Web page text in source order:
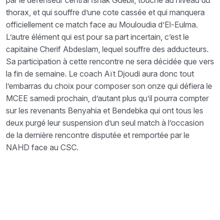
thorax, et qui souffre d’une cote cassée et qui manquera
officiellement ce match face au Mouloudia d’El-Eulma.
L’autre élément qui est pour sa part incertain, c’est le
capitaine Cherif Abdeslam, lequel souffre des adducteurs.
Sa participation à cette rencontre ne sera décidée que vers
la fin de semaine. Le coach Aït Djoudi aura donc tout
l’embarras du choix pour composer son onze qui défiera le
MCEE samedi prochain, d’autant plus qu’il pourra compter
sur les revenants Benyahia et Bendebka qui ont tous les
deux purgé leur suspension d’un seul match à l’occasion
de la dernière rencontre disputée et remportée par le
NAHD face au CSC.